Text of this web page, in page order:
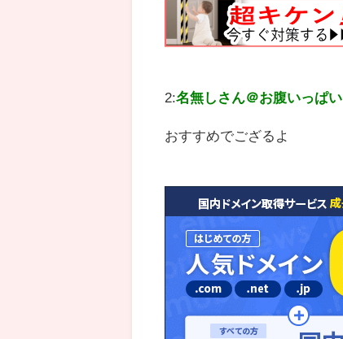
2:名無しさん＠お腹いっぱい
おすすめでござるよ